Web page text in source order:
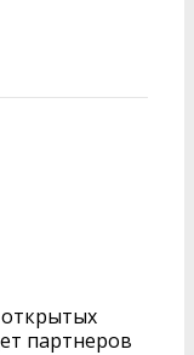
партнеров